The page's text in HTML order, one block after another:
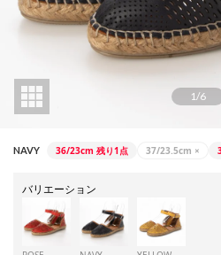
1/6
NAVY 36/23cm 残り1点 37/23.5cm ×
バリエーション